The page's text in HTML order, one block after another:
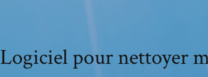
Logiciel pour nettoyer